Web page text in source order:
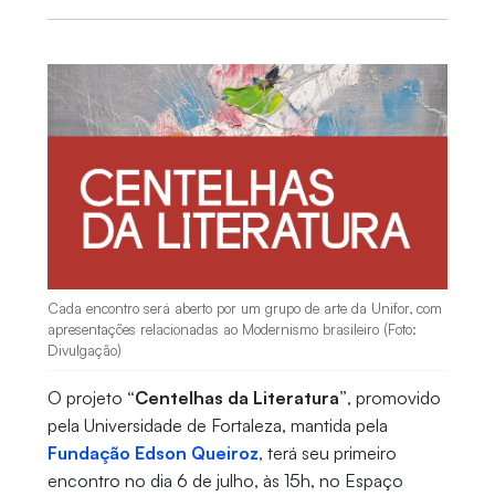
Cada encontro será aberto por um grupo de arte da Unifor, com
apresentações relacionadas ao Modernismo brasileiro (Foto:
Divulgação)
O projeto “Centelhas da Literatura”, promovido
pela Universidade de Fortaleza, mantida pela
Fundação Edson Queiroz, terá seu primeiro
encontro no dia 6 de julho, às 15h, no Espaço